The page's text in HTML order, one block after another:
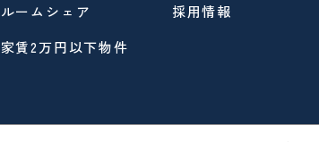
ルームシェア
家賃2万円以下物件
採用情報